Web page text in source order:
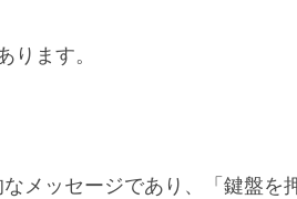
ります。
メッセージであり、「鍵盤を